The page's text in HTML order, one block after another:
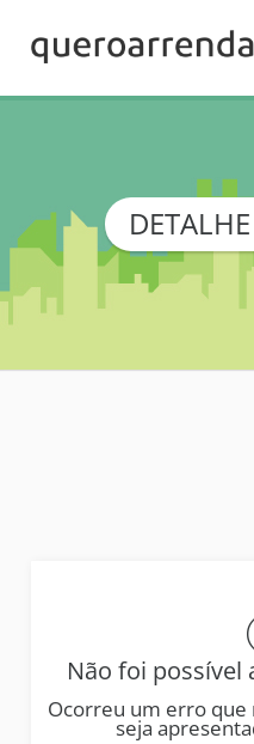
Não foi possível
Ocorreu um erro que
seja